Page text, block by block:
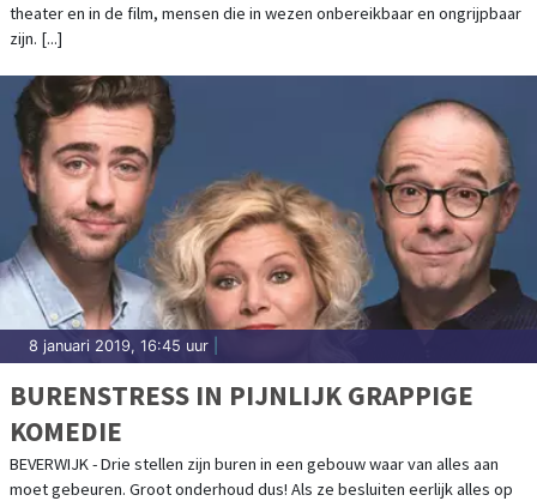
theater en in de film, mensen die in wezen onbereikbaar en ongrijpbaar
zijn. [...]
8 januari 2019, 16:45 uur
BURENSTRESS IN PIJNLIJK GRAPPIGE
KOMEDIE
BEVERWIJK - Drie stellen zijn buren in een gebouw waar van alles aan
moet gebeuren. Groot onderhoud dus! Als ze besluiten eerlijk alles op